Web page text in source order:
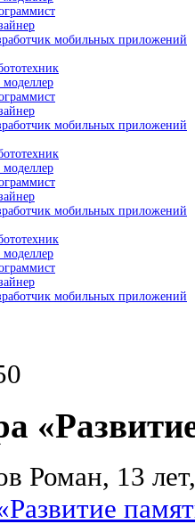
мобильных приложений
мобильных приложений
мобильных приложений
мобильных приложений
Роман, 13